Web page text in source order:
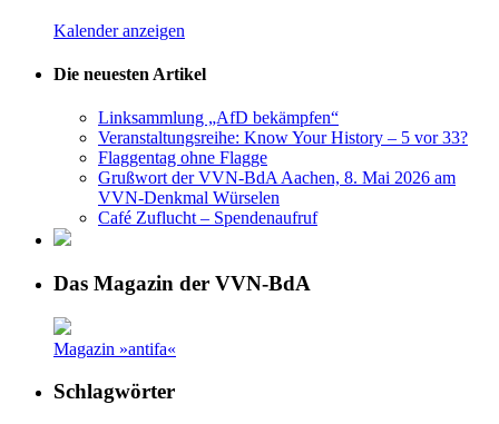
Kalender anzeigen
Die neuesten Artikel
Linksammlung „AfD bekämpfen“
Veranstaltungsreihe: Know Your History – 5 vor 33?
Flaggentag ohne Flagge
Grußwort der VVN-BdA Aachen, 8. Mai 2026 am
VVN-Denkmal Würselen
Café Zuflucht – Spendenaufruf
Das Magazin der VVN-BdA
Magazin »antifa«
Schlagwörter